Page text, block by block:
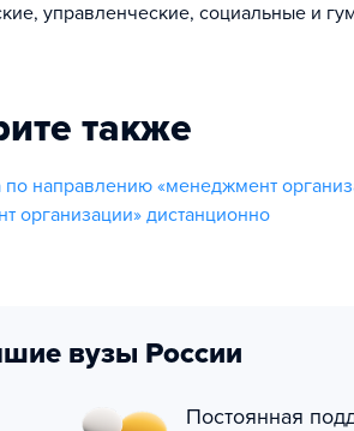
управленческие, социальные и
также
направлению «менеджмент
организации» дистанционно
вузы России
Постоянная